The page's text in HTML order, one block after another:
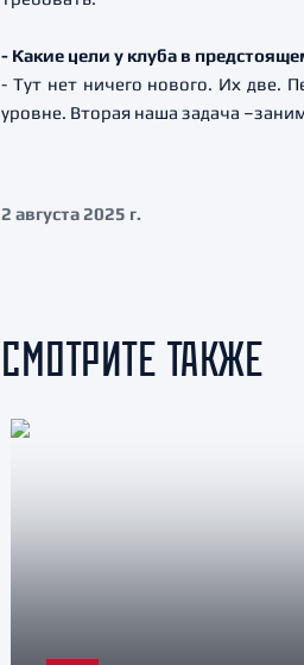
- Какие цели у клуба в
- Тут нет ничего нового. Их две.
уровне. Вторая наша задача
2 августа 2025 г.
СМОТРИТЕ ТАКЖЕ